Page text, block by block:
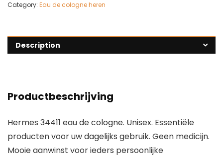
Category: Eau de cologne heren
Description
Productbeschrijving
Hermes 34411 eau de cologne. Unisex. Essentiële
producten voor uw dagelijks gebruik. Geen medicijn.
Mooie aanwinst voor ieders persoonlijke